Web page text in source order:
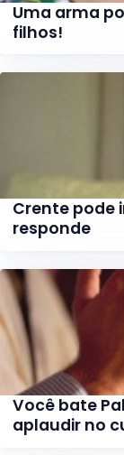
Uma arma
filhos!
Crente pode
responde
Você bate
aplaudir no